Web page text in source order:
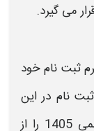
می گیرد.
ثبت نامخود
نام در این
1405 را از